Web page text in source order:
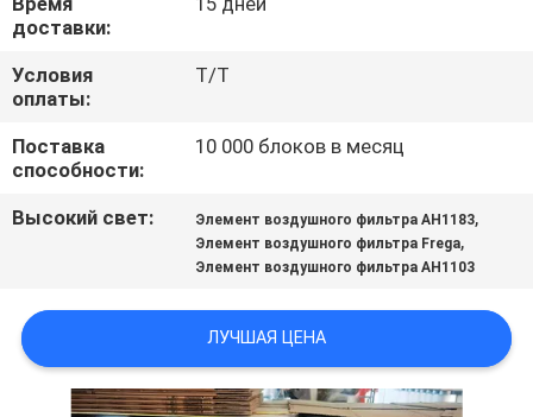
МЫ
НОВОСТИ
КАРТА
САЙТА
доставки:
Условия
оплаты:
T/T
Поставка
способности:
10 000 блоков в месяц
Высокий свет: Элемент воздушного фильтра AH1183,
Элемент воздушного фильтра Frega,
Элемент воздушного фильтра AH1103
ЛУЧШАЯ ЦЕНА